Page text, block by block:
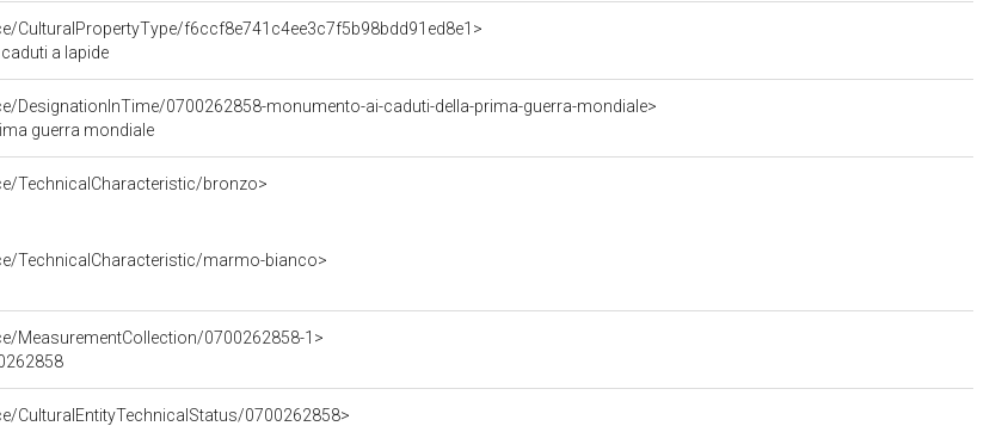
CulturalPropertyType/f6ccf8e741c4ee3c7f5b98bdd91ed8e1>
a lapide
DesignationInTime/0700262858-monumento-ai-caduti-della-prima-guerra-mondiale>
guerra mondiale
TechnicalCharacteristic/bronzo>
TechnicalCharacteristic/marmo-bianco>
MeasurementCollection/0700262858-1>
CulturalEntityTechnicalStatus/0700262858>